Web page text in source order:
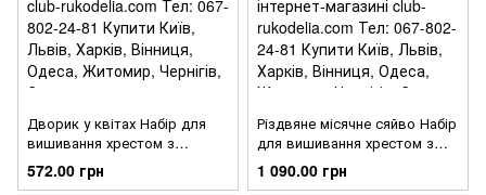
Дворик у квітах Набір для
вишивання хрестом з
друкованою схемою на
тканині Joy Sunday FA638
572.00 грн
Різдвяне місячне сяйво Набір
для вишивання хрестом з
друкованою схемою на
тканині Joy Sunday FA637
1 090.00 грн